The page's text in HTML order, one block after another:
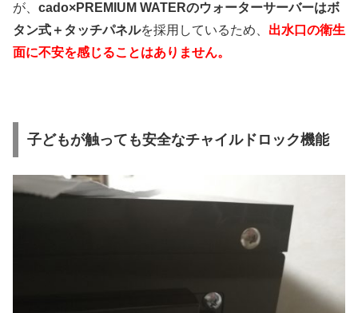
が、 cado×PREMIUM WATERのウォーターサーバーはボ
タン式＋タッチパネルを採用しているため、 出水口の衛生
面に不安を感じることはありません。
子どもが触っても安全なチャイルドロック機能